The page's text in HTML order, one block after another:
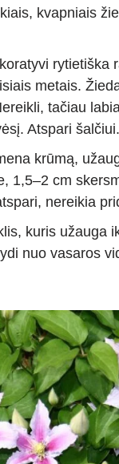
kvapniais
rytietiška
metais.
tačiau
Atspari šalčiui.
krūmą,
1,5–2 cm
nereikia
kuris užauga
nuo vasaros